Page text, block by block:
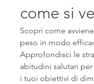
come si
Scopri come
peso in modo
Approfondisci le
abitudini salutari
i tuoi obiettivi di